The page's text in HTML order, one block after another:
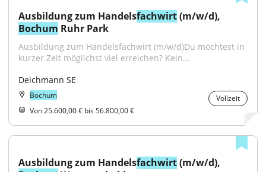
Ausbildung zum Handelsfachwirt
Bochum Ruhr Park
Ausbildung zum Handelsfachwirt (m/w/d)Du möchtest in
kurzer Zeit möglichst viel erreichen? Kein...
Deichmann SE
Bochum
Vollzeit
Von 25.600,00 € bis 56.800,00 €
Ausbildung zum Handelsfachwirt